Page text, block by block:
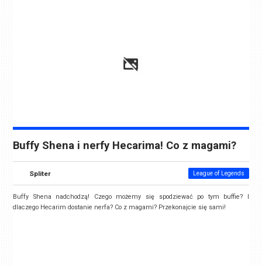
Buffy Shena i nerfy Hecarima! Co z magami?
Spliter League of Legends
Buffy Shena nadchodzą! Czego możemy się spodziewać po tym buffie? I
dlaczego Hecarim dostanie nerfa? Co z magami? Przekonajcie się sami!